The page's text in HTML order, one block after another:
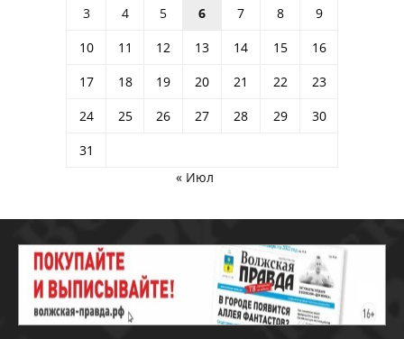
3
4 5 6 7 8
9
10
11 12 13 14 15
16
17
18 19 20 21 22
23
24
25 26 27 28 29
30
31
« Июл